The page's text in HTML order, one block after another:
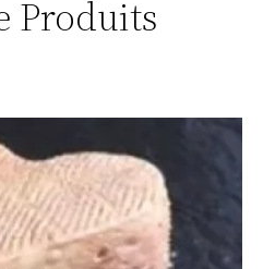
Produits